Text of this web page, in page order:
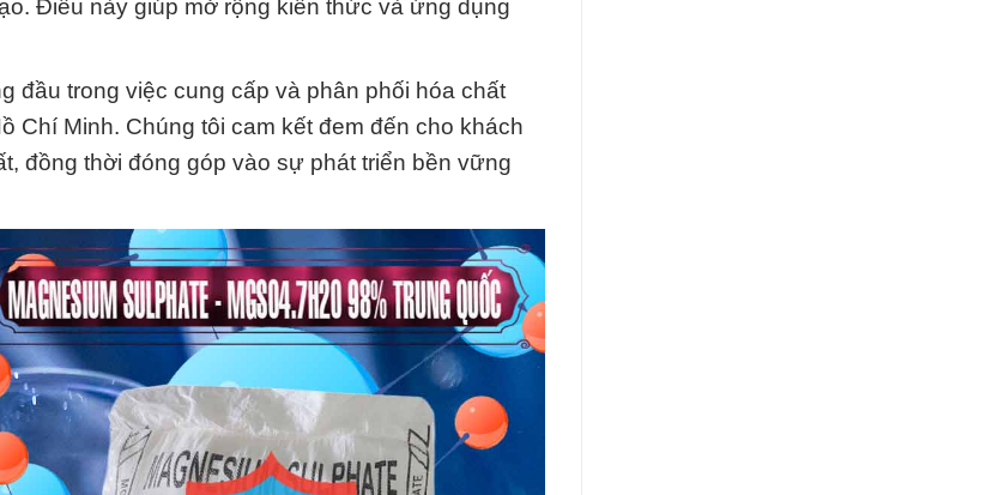
Điều này giúp mở rộng kiến thức và ứng dụng
đầu trong việc cung cấp và phân phối hóa chất
Chí Minh. Chúng tôi cam kết đem đến cho khách
đồng thời đóng góp vào sự phát triển bền vững